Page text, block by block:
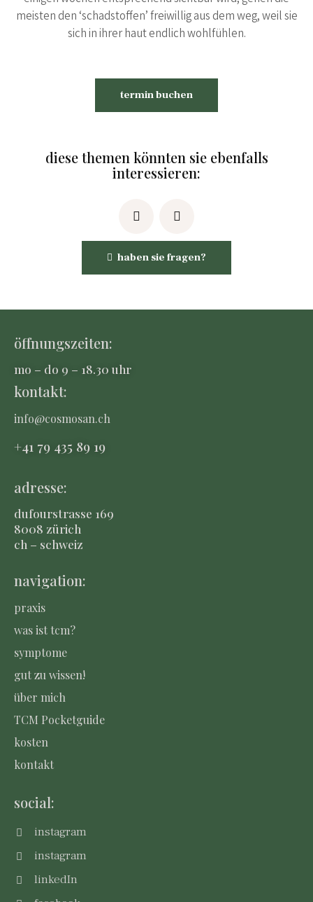
meisten den ‘schadstoffen’ freiwillig aus dem weg, weil sie
sich in ihrer haut endlich wohlfühlen.
termin buchen
diese themen könnten sie ebenfalls
interessieren:
haben sie fragen?
öffnungszeiten:
mo – do 9 – 18.30 uhr
kontakt:
info@cosmosan.ch
+41 79 435 89 19
adresse:
dufourstrasse 169
8008 zürich
ch – schweiz
navigation:
praxis
was ist tcm?
symptome
gut zu wissen!
über mich
TCM Pocketguide
kosten
kontakt
social:
instagram
instagram
linkedIn